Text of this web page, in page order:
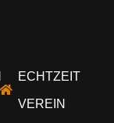
ECHTZEIT
VEREIN